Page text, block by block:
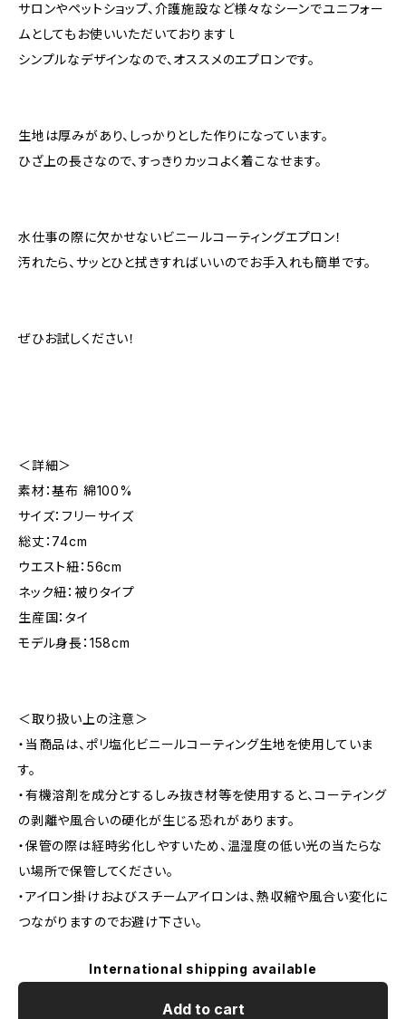
サロンやペットショップ、介護施設など様々なシーンでユニフォー
ムとしてもお使いいただいておりますｌ
シンプルなデザインなので、オススメのエプロンです。
生地は厚みがあり、しっかりとした作りになっています。
ひざ上の長さなので、すっきりカッコよく着こなせます。
水仕事の際に欠かせないビニールコーティングエプロン！
汚れたら、サッとひと拭きすればいいのでお手入れも簡単です。
ぜひお試しください！
＜詳細＞
素材：基布 綿100%
サイズ：フリーサイズ
総丈：74cm
ウエスト紐：56cm
ネック紐：被りタイプ
生産国：タイ
モデル身長：158cm
＜取り扱い上の注意＞
・当商品は、ポリ塩化ビニールコーティング生地を使用していま
す。
・有機溶剤を成分とするしみ抜き材等を使用すると、コーティング
の剥離や風合いの硬化が生じる恐れがあります。
・保管の際は経時劣化しやすいため、温湿度の低い光の当たらな
い場所で保管してください。
・アイロン掛けおよびスチームアイロンは、熱収縮や風合い変化に
つながりますのでお避け下さい。
International shipping available
Add to cart